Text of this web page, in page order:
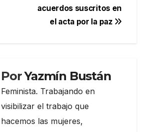
acuerdos suscritos en
el acta por la paz
PorYazmín Bustán
Feminista. Trabajando en
visibilizar el trabajo que
hacemos las mujeres,